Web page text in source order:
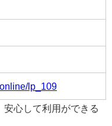
lp_109
心して利用ができる